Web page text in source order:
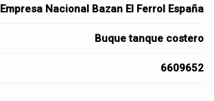
Empresa Nacional Bazan El Ferrol España
Buque tanque costero
6609652